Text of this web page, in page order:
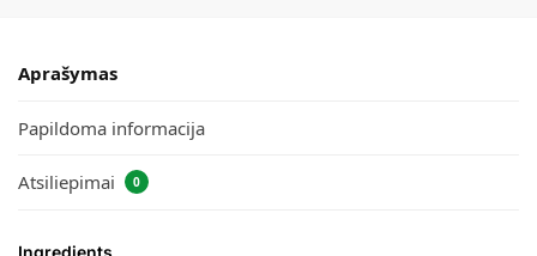
Aprašymas
Papildoma informacija
Atsiliepimai 0